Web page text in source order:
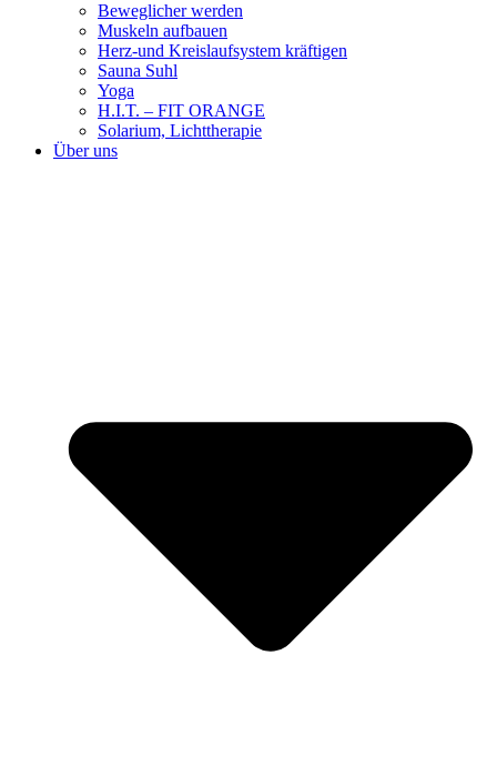
Beweglicher werden
Muskeln aufbauen
Herz-und Kreislaufsystem kräftigen
Sauna Suhl
Yoga
H.I.T. – FIT ORANGE
Solarium, Lichttherapie
Über uns